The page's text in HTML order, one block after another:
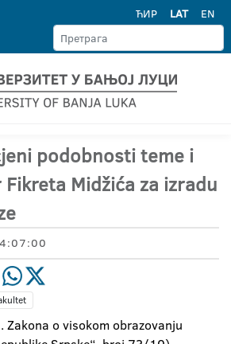
ЋИР LAT EN
podobnosti teme i
Midžića za izradu
Zakona o visokom obrazovanju